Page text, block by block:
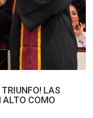
TRIUNFO! LAS
ALTO COMO